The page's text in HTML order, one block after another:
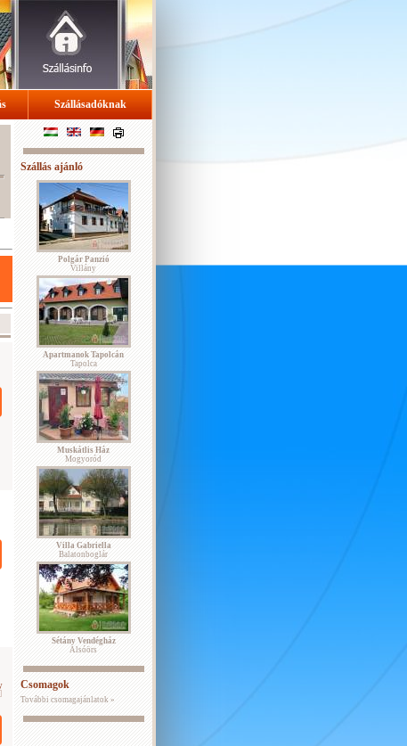
Szállásadóknak
Szállás ajánló
Polgár Panzió
Villány
Apartmanok Tapolcán
Tapolca
Muskátlis Ház
Mogyoród
Villa Gabriella
Balatonboglár
Sétány Vendégház
Alsóörs
Csomagok
További csomagajánlatok »